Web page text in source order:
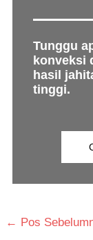
Tunggu
konveksi
hasil
tinggi.
← Pos